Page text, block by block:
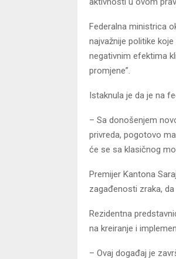
Federalna ministrica
najvažnije politike
negativnim efektima
promjene”.
Istaknula je da je na
– Sa donošenjem
privreda, pogotovo
će se sa klasičnog
Premijer Kantona
zagađenosti zraka,
Rezidentna
na kreiranje i
– Ovaj događaj je